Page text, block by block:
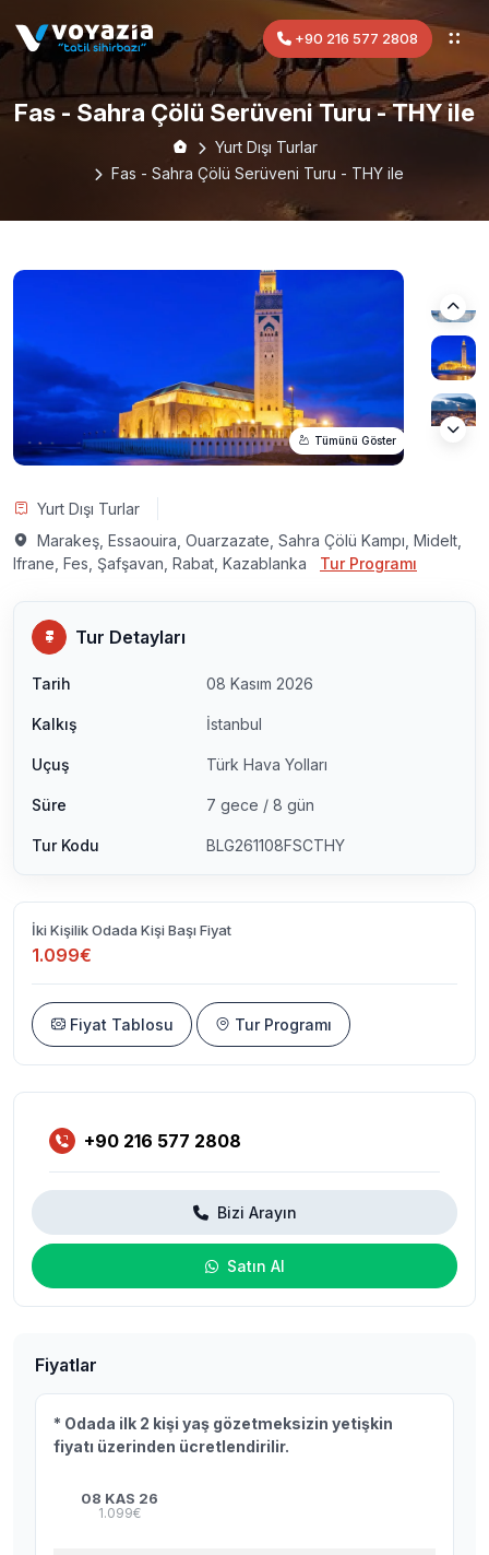
+90 216 577 2808
Fas - Sahra Çölü Serüveni Turu - THY ile
Yurt Dışı Turlar
Fas - Sahra Çölü Serüveni Turu - THY ile
Tümünü Göster
Yurt Dışı Turlar
Marakeş, Essaouira, Ouarzazate, Sahra Çölü Kampı, Midelt,
Ifrane, Fes, Şafşavan, Rabat, Kazablanka
Tur Programı
Tur Detayları
Tarih 08 Kasım 2026
Kalkış İstanbul
Uçuş Türk Hava Yolları
Süre 7 gece / 8 gün
Tur Kodu BLG261108FSCTHY
İki Kişilik Odada Kişi Başı Fiyat
1.099€
Fiyat Tablosu Tur Programı
+90 216 577 2808
Bizi Arayın
Satın Al
Fiyatlar
* Odada ilk 2 kişi yaş gözetmeksizin yetişkin
fiyatı üzerinden ücretlendirilir.
08 KAS 26
1.099€